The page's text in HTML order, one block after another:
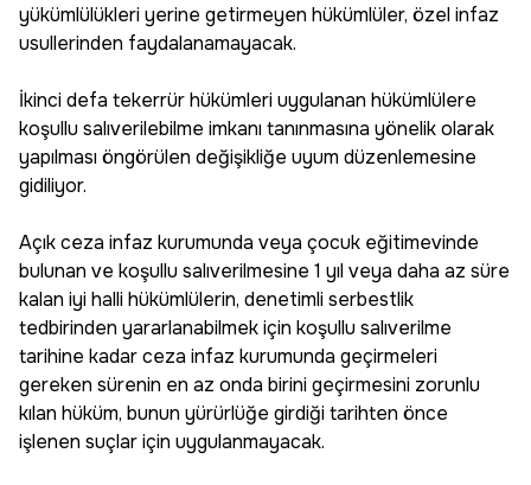
yükümlülükleri yerine getirmeyen hükümlüler, özel infaz
usullerinden faydalanamayacak.
İkinci defa tekerrür hükümleri uygulanan hükümlülere
koşullu salıverilebilme imkanı tanınmasına yönelik olarak
yapılması öngörülen değişikliğe uyum düzenlemesine
gidiliyor.
Açık ceza infaz kurumunda veya çocuk eğitimevinde
bulunan ve koşullu salıverilmesine 1 yıl veya daha az süre
kalan iyi halli hükümlülerin, denetimli serbestlik
tedbirinden yararlanabilmek için koşullu salıverilme
tarihine kadar ceza infaz kurumunda geçirmeleri
gereken sürenin en az onda birini geçirmesini zorunlu
kılan hüküm, bunun yürürlüğe girdiği tarihten önce
işlenen suçlar için uygulanmayacak.